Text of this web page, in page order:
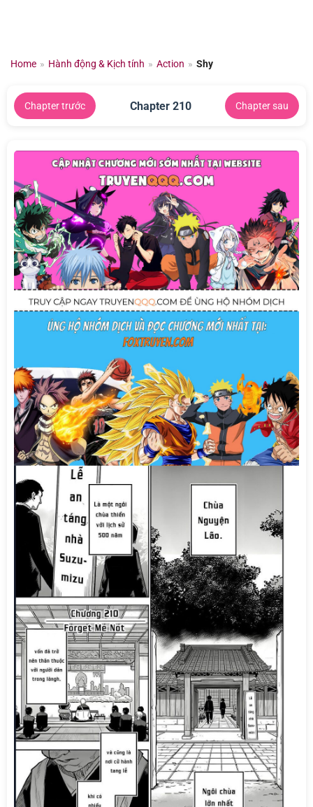
dungHome » Hành động & Kịch tính » Action » Shy
Chapter trước Chapter 210 Chapter sau